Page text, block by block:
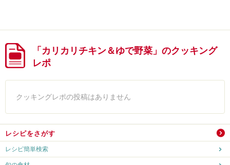
「カリカリチキン＆ゆで野菜」のクッキング
レポ
クッキングレポの投稿はありません
レシピをさがす
レシピ簡単検索